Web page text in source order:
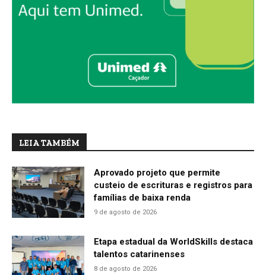
LEIA TAMBÉM
Aprovado projeto que permite
custeio de escrituras e registros para
famílias de baixa renda
9 de agosto de 2026
Etapa estadual da WorldSkills destaca
talentos catarinenses
8 de agosto de 2026